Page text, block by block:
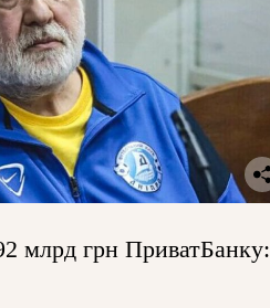
млрд грн ПриватБанку: